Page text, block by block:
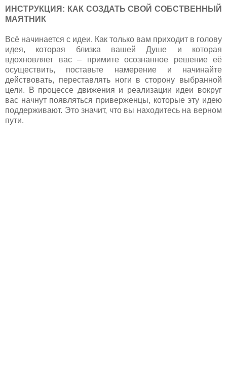
ИНСТРУКЦИЯ: КАК СОЗДАТЬ СВОЙ СОБСТВЕННЫЙ
МАЯТНИК
Всё начинается с идеи. Как только вам приходит в голову
идея, которая близка вашей Душе и которая
вдохновляет вас – примите осознанное решение её
осуществить, поставьте намерение и начинайте
действовать, переставлять ноги в сторону выбранной
цели. В процессе движения и реализации идеи вокруг
вас начнут появляться приверженцы, которые эту идею
поддерживают. Это значит, что вы находитесь на верном
пути.